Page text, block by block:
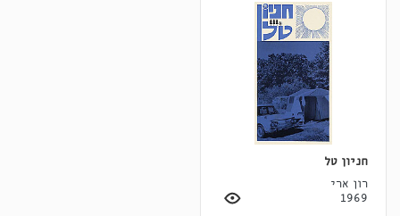
חניון טל
רון ארי
1969